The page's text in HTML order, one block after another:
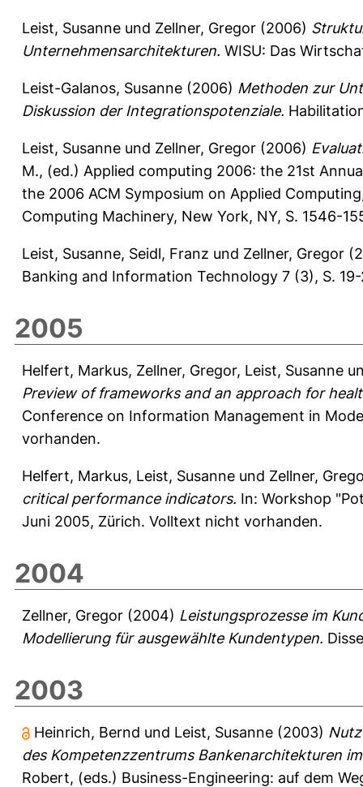
Leist, Susanne und Zellner, Gregor (2006)
Unternehmensarchitekturen. WISU: Das
Leist-Galanos, Susanne (2006) Methoden zur
Diskussion der Integrationspotenziale.
Leist, Susanne und Zellner, Gregor (2006)
M., (ed.) Applied computing 2006: the 21st
the 2006 ACM Symposium on Applied
Computing Machinery, New York, NY, S. 1546-
Leist, Susanne, Seidl, Franz und Zellner, Gregor
Banking and Information Technology 7 (3), S.
2005
Helfert, Markus, Zellner, Gregor, Leist, Susanne
Preview of frameworks and an approach for
Conference on Information Management in
vorhanden.
Helfert, Markus, Leist, Susanne und Zellner,
critical performance indicators. In: Workshop
Juni 2005, Zürich. Volltext nicht vorhanden.
2004
Zellner, Gregor (2004) Leistungsprozesse im
Modellierung für ausgewählte Kundentypen.
2003
Heinrich, Bernd und Leist, Susanne (2003)
des Kompetenzzentrums Bankenarchitekturen
Robert, (eds.) Business-Engineering: auf dem